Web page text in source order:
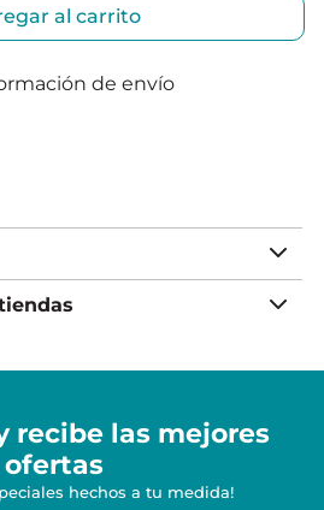
al carrito
de envío
recibe las mejores
ofertas
hechos a tu medida!